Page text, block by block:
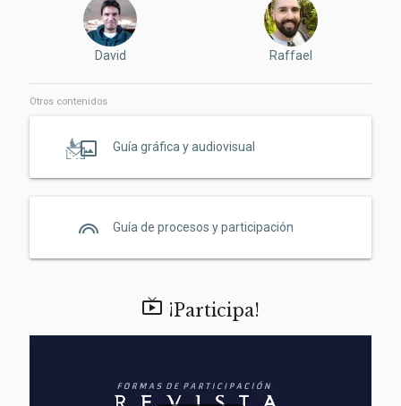
David Raffael
Otros contenidos
crop_original Guía gráfica y audiovisual
looks Guía de procesos y participación
 ¡Participa!